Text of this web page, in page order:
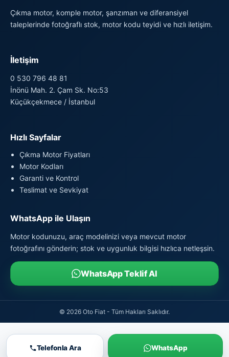
Çıkma motor, komple motor, şanzıman ve diferansiyel
taleplerinde fotoğraflı stok, motor kodu teyidi ve hızlı iletişim.
İletişim
0 530 796 48 81
İnönü Mah. 2. Çam Sk. No:53
Küçükçekmece / İstanbul
Hızlı Sayfalar
Çıkma Motor Fiyatları
Motor Kodları
Garanti ve Kontrol
Teslimat ve Sevkiyat
WhatsApp ile Ulaşın
Motor kodunuzu, araç modelinizi veya mevcut motor
fotoğrafını gönderin; stok ve uygunluk bilgisi hızlıca netleşsin.
WhatsApp Teklif Al
© 2026 Oto Fiat - Tüm Hakları Saklıdır.
Telefonla Ara WhatsApp